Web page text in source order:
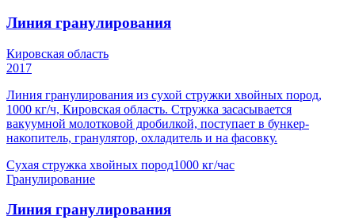
Линия гранулирования
Кировская область
2017
Линия гранулирования из сухой стружки хвойных пород,
1000 кг/ч, Кировская область. Стружка засасывается
вакуумной молотковой дробилкой, поступает в бункер-
накопитель, гранулятор, охладитель и на фасовку.
Сухая стружка хвойных пород1000 кг/час
Гранулирование
Линия гранулирования